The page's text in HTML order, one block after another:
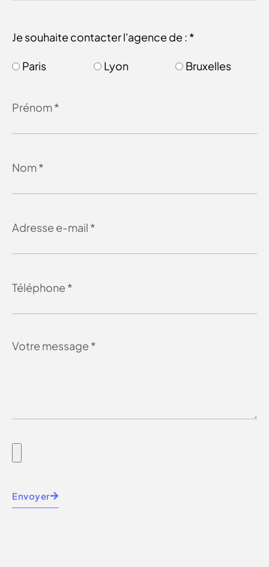
Je souhaite contacter l'agence de : *
Paris Lyon Bruxelles
Envoyer